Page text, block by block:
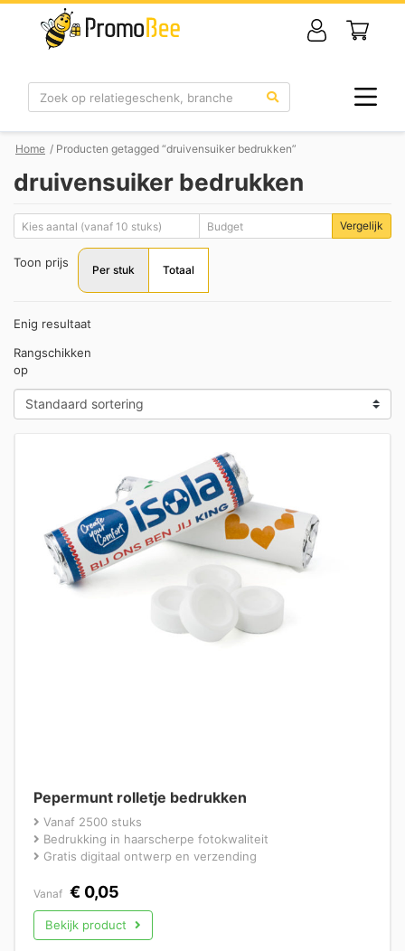
Zoek
Home / Producten getagged “druivensuiker bedrukken”
druivensuiker bedrukken
Vergelijk
Toon prijs
Per stuk Totaal
Enig resultaat
Rangschikken
op
Pepermunt rolletje bedrukken
Vanaf 2500 stuks
Bedrukking in haarscherpe fotokwaliteit
Gratis digitaal ontwerp en verzending
Vanaf € 0,05
Bekijk product